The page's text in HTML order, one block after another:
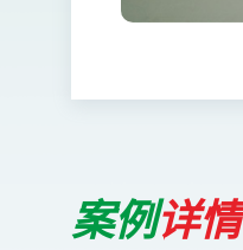
案例详情